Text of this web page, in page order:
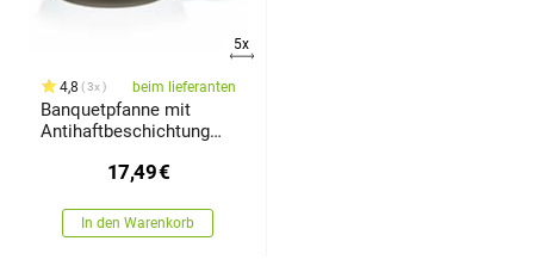
5x
4,8 3x beim lieferanten
Banquetpfanne mit
Antihaftbeschichtung
17,49€
In den Warenkorb